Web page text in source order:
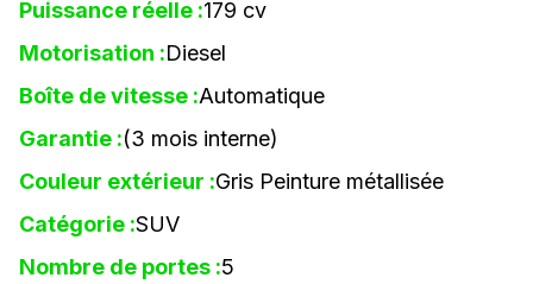
Puissance réelle :179 cv
Motorisation :Diesel
Boîte de vitesse :Automatique
Garantie :(3 mois interne)
Couleur extérieur :Gris Peinture métallisée
Catégorie :SUV
Nombre de portes :5